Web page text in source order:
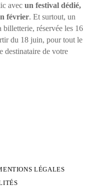
avec un festival dédié,
février. Et surtout, un
billetterie, réservée les 16
du 18 juin, pour tout le
destinataire de votre
LÉGALES